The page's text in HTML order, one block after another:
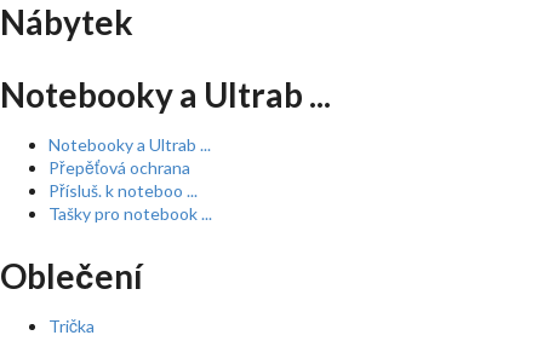
Nábytek
Notebooky a Ultrab ...
Notebooky a Ultrab ...
Přepěťová ochrana
Přísluš. k noteboo ...
Tašky pro notebook ...
Oblečení
Trička